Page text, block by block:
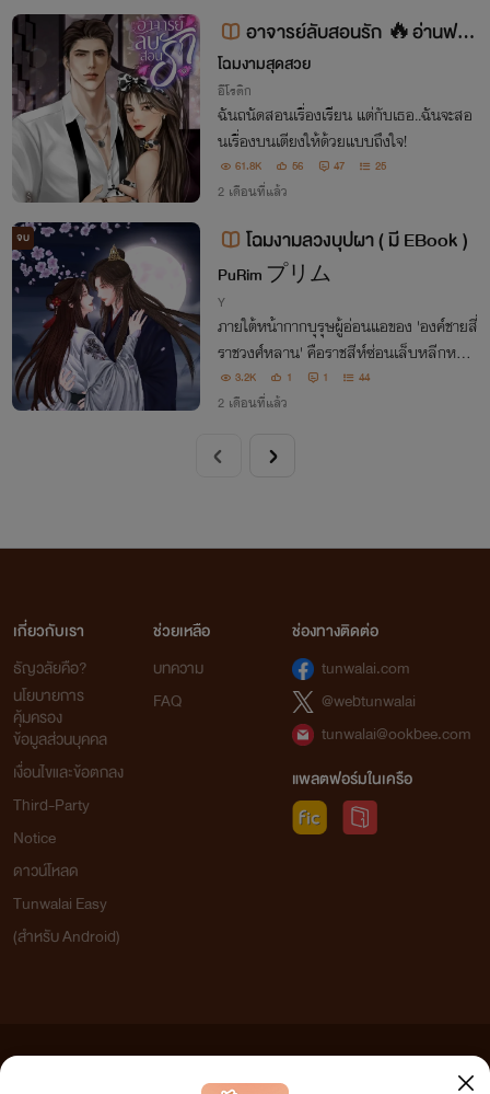
อาจารย์ลับสอนรัก 🔥อ่านฟรี
💖
โฉมงามสุดสวย
อีโรติก
ฉันถนัดสอนเรื่องเรียน แต่กับเธอ..ฉันจะสอ
นเรื่องบนเตียงให้ด้วยแบบถึงใจ!
61.8K 56 47 25
2 เดือนที่แล้ว
จบ โฉมงามลวงบุปผา ( มี EBook )
PuRim プリム
Y
ภายใต้หน้ากากบุรุษผู้อ่อนแอของ 'องค์ชายสี่
ราชวงศ์หลาน' คือราชสีห์ซ่อนเล็บหลีกหนีวั
งวนแห่งอำนาจ ทว่ายามดวงใจถูกสั่นคลอน
ด้วยเสน่ห์ที่ถวิลหา แผนร้อยเล่ห์จึงถูกรังสร
3.2K 1 1 44
2 เดือนที่แล้ว
เกี่ยวกับเรา
ธัญวลัยคือ?
นโยบายการ
คุ้มครอง
ข้อมูลส่วนบุคคล
เงื่อนไขและข้อตกลง
Third-Party
Notice
ดาวน์โหลด
Tunwalai Easy
(สำหรับ Android)
ช่วยเหลือ
บทความ
FAQ
ช่องทางติดต่อ
tunwalai.com
@webtunwalai
tunwalai@ookbee.com
แพลตฟอร์มในเครือ